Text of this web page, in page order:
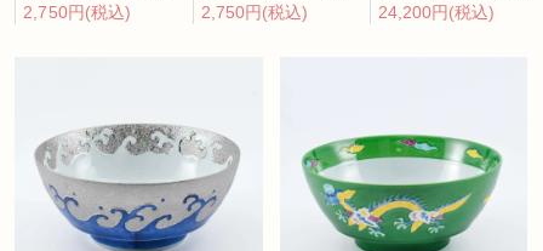
2,750円(税込)
2,750円(税込)
24,200円(税込)